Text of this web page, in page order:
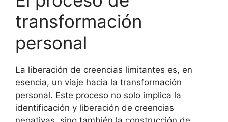
transformación
personal
La liberación de creencias limitantes es, en
esencia, un viaje hacia la transformación
personal. Este proceso no solo implica la
identificación y liberación de creencias